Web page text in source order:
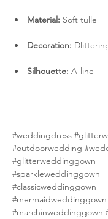
Material: Soft tulle
Decoration:
Silhouette: A-line
#weddingdress
#outdoorwedding
#glitterweddinggown
#sparkleweddinggown
#classicweddinggown
#mermaidweddinggown
#marchinweddinggown